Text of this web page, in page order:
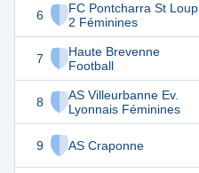
6
FC Pontcharra St Loup
2 Féminines
7
Haute Brevenne
Football
8
AS Villeurbanne Ev.
Lyonnais Féminines
9 AS Craponne
28 21
27
22